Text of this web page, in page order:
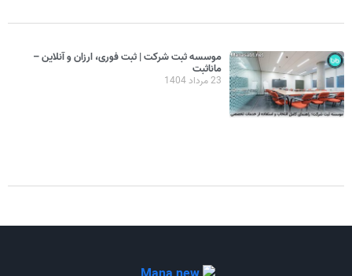
موسسه ثبت شرکت | ثبت فوری، ارزان و آنلاین –
مانا‌ثبت
23 مرداد 1404